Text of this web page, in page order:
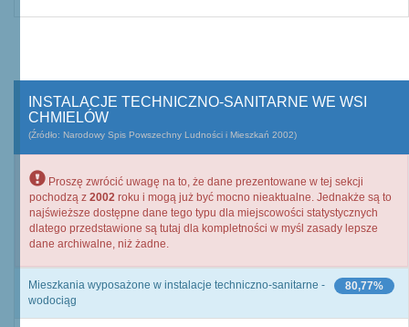
INSTALACJE TECHNICZNO-SANITARNE WE WSI
CHMIELÓW
(Źródło: Narodowy Spis Powszechny Ludności i Mieszkań 2002)
Proszę zwrócić uwagę na to, że dane prezentowane w tej sekcji
pochodzą z 2002 roku i mogą już być mocno nieaktualne. Jednakże są to
najświeższe dostępne dane tego typu dla miejscowości statystycznych
dlatego przedstawione są tutaj dla kompletności w myśl zasady lepsze
dane archiwalne, niż żadne.
80,77%
Mieszkania wyposażone w instalacje techniczno-sanitarne -
wodociąg